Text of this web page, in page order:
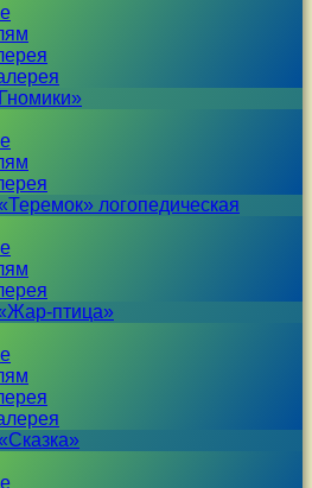
логопедическая
птица»